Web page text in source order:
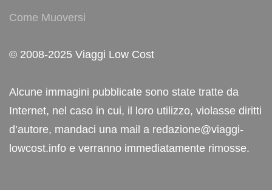
Come Muoversi
© 2008-2025 Viaggi Low Cost
Alcune immagini pubblicate sono state tratte da
Internet, nel caso in cui, il loro utilizzo, violasse diritti
d’autore, mandaci una mail a redazione@viaggi-
lowcost.info e verranno immediatamente rimosse.